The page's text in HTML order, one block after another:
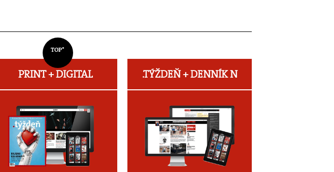
TOP*
PRINT + DIGITAL .TÝŽDEŇ +DENNÍK N